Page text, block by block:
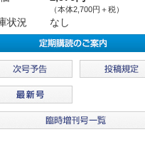
（本体2,700円＋税）
状況 なし